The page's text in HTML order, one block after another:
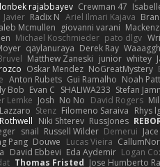
rajabbayev Crewman 47
Javier Radix N Ariel Ilmari Kajava
Mcmullen giovanni varani
Michael Koschmieder pato dlgv
qaylanuraya Derek Ray
Matthew Zaneski junior whitey
Oskar Mendez NoGreatMystery
Anton Rubets Gui Ramalho Noah
Bob Evan C SHALIWA233 Stefan
Lemke Josh No No David Rogers
Stenz Filomeno Saraiva Rhys
Niki Shterev RussJones
snail Russell Wilder Demerui
Pang Douwe Lucas Vieira
David Ebbevi Eda Aydemir Logan
Thomas Fristed Jose Humberto